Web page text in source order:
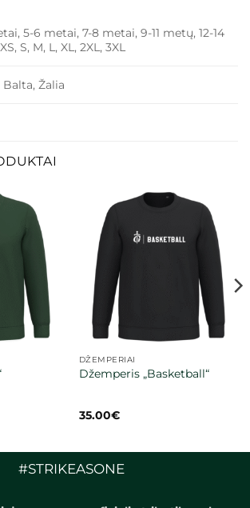
5-6 metai, 7-8 metai, 9-11 metų, 12-14
S, M, L, XL, 2XL, 3XL
Balta, Žalia
DŽEMPERIAI
Džemperis „Basketball“
35.00€
#STRIKEASONE